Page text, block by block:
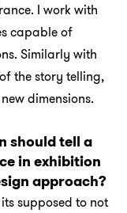
I work with
capable of
Similarly with
the story telling,
dimensions.
should tell a
in exhibition
approach?
supposed to not